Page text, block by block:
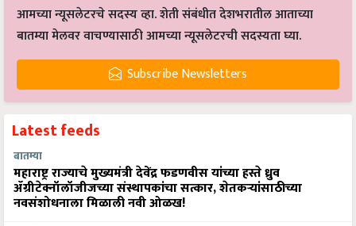
आमच्या न्यूसलेटरचे सदस्य व्हा. शेती संबंधीत देशभरातील आताच्या
बातम्या मेलवर वाचण्यासाठी आमच्या न्यूसलेटरची सदस्यता घ्या.
Subscribe Newsletters
Latest feeds
बातम्या
महाराष्ट्र राज्याचे मुख्यमंत्री देवेंद्र फडणवीस यांच्या हस्ते ध्रुव
ॲग्रीटेक्नॉलॉजीजच्या संस्थापकांचा सत्कार, शेतकऱ्यांसाठीच्या
नवसंशोधनाला मिळाली नवी ओळख!